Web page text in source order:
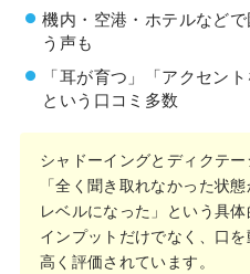
機内・空港・ホテルなど
う声も
「耳が育つ」「アクセン
という口コミ多数
シャドーイングとディクテー
「全く聞き取れなかった状
レベルになった」という具
インプットだけでなく、口
高く評価されています。